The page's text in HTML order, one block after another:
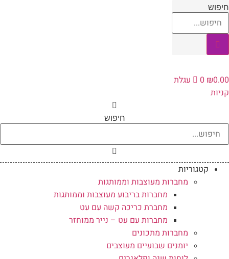
₪
0
עגלת
חיפוש
קטגוריות
מחברות מעוצבות וממותגות
מחברות בריבוע מעוצבות וממותגות
מחברת כריכה קשה עם עט
מחברות עם עט – נייר ממוחזר
מחברות מתכונים
יומנים שבועיים מעוצבים